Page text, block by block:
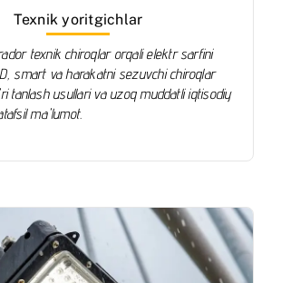
Texnik yoritgichlar
texnik chiroqlar orqali elektr sarfini
smart va harakatni sezuvchi chiroqlar
tanlash usullari va uzoq muddatli iqtisodiy
ma'lumot.